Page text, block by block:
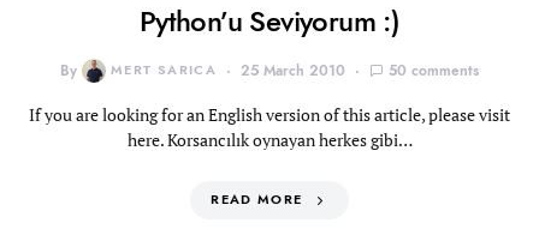
Python’u Seviyorum :)
By MERT SARICA 25 March 2010 50 comments
If you are looking for an English version of this article, please visit
here. Korsancılık oynayan herkes gibi…
READ MORE